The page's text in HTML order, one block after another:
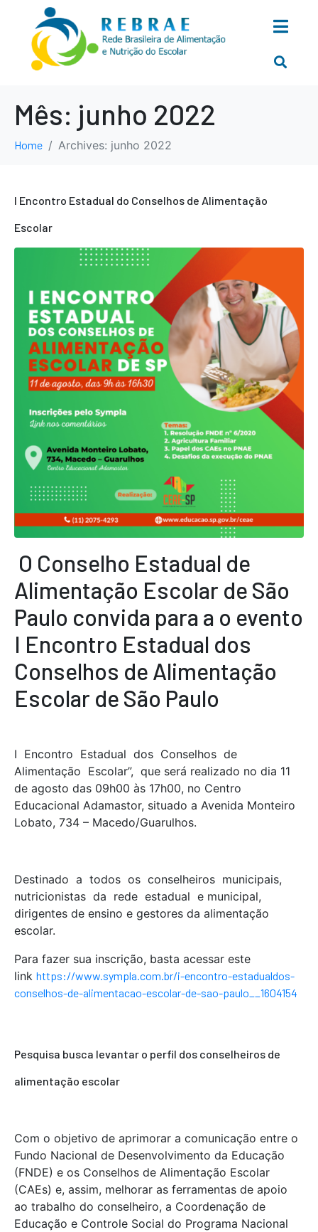
Mês: junho 2022
Home Archives: junho 2022
I Encontro Estadual do Conselhos de Alimentação
Escolar
O Conselho Estadual de
Alimentação Escolar de São
Paulo convida para a o evento
I Encontro Estadual dos
Conselhos de Alimentação
Escolar de São Paulo
I Encontro Estadual dos Conselhos de
Alimentação Escolar”, que será realizado no dia 11
de agosto das 09h00 às 17h00, no Centro
Educacional Adamastor, situado a Avenida Monteiro
Lobato, 734 – Macedo/Guarulhos.
Destinado a todos os conselheiros municipais,
nutricionistas da rede estadual e municipal,
dirigentes de ensino e gestores da alimentação
escolar.
Para fazer sua inscrição, basta acessar este
link https://www.sympla.com.br/i-encontro-estadualdos-
conselhos-de-alimentacao-escolar-de-sao-paulo__1604154
Pesquisa busca levantar o perfil dos conselheiros de
alimentação escolar
Com o objetivo de aprimorar a comunicação entre o
Fundo Nacional de Desenvolvimento da Educação
(FNDE) e os Conselhos de Alimentação Escolar
(CAEs) e, assim, melhorar as ferramentas de apoio
ao trabalho do conselheiro, a Coordenação de
Educação e Controle Social do Programa Nacional